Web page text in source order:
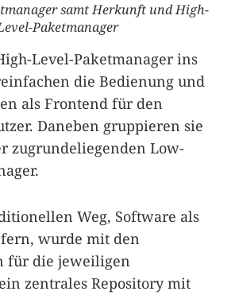
samt Herkunft und High-
Paketmanager
Level-Paketmanager ins
die Bedienung und
als Frontend für den
Daneben gruppieren sie
zugrundeliegenden Low-
Weg, Software als
wurde mit den
für die jeweiligen
zentrales Repository mit